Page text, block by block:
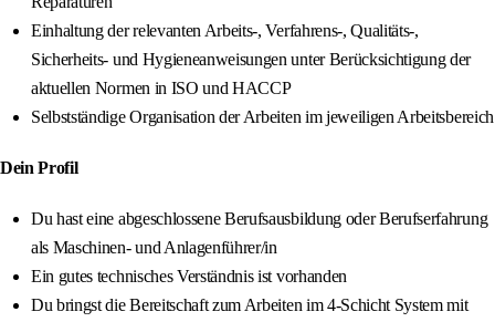
Einhaltung der relevanten Arbeits-, Verfahrens-, Qualitäts-,
Sicherheits- und Hygieneanweisungen unter Berücksichtigung der
aktuellen Normen in ISO und HACCP
Selbstständige Organisation der Arbeiten im jeweiligen Arbeitsbereich
Dein Profil
Du hast eine abgeschlossene Berufsausbildung oder Berufserfahrung
als Maschinen- und Anlagenführer/in
Ein gutes technisches Verständnis ist vorhanden
Du bringst die Bereitschaft zum Arbeiten im 4-Schicht System mit